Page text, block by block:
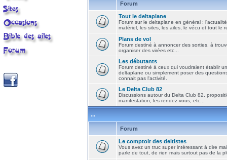
Forum
Tout le deltaplane
Forum sur le deltaplane en général :
matériel, les sites, les ailes, le vécu et tout le
Plans de vol
Forum destiné à annoncer des sorties, à
organiser des virées etc...
Les débutants
Forum destiné à ceux qui voudraient établir
deltaplane ou simplement poser des
connait pas l'activité.
Le Delta Club 82
Discussions autour du Delta Club 82,
manifestation, les rendez-vous, etc...
...
Forum
Le comptoir des deltistes
Vous avez un truc super intéressant à dire
parle de tout, de rien mais surtout pas de la